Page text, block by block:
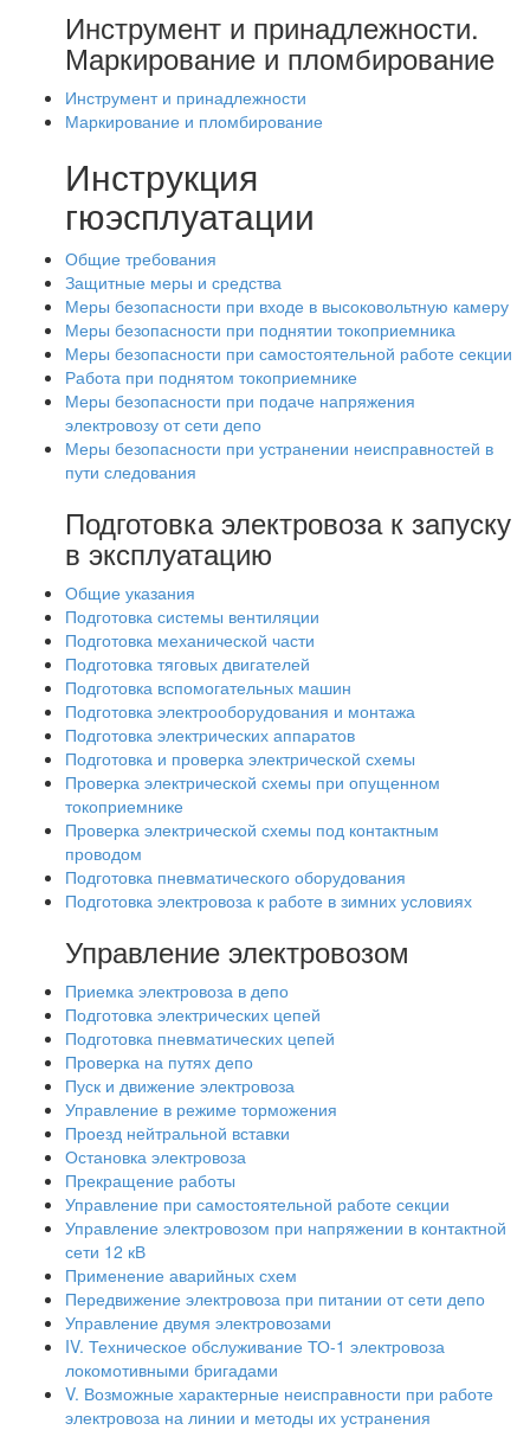
Инструмент и принадлежности.
Маркирование и пломбирование
Инструмент и принадлежности
Маркирование и пломбирование
Инструкция
гюэсплуатации
Общие требования
Защитные меры и средства
Меры безопасности при входе в высоковольтную камеру
Меры безопасности при поднятии токоприемника
Меры безопасности при самостоятельной работе секции
Работа при поднятом токоприемнике
Меры безопасности при подаче напряжения
электровозу от сети депо
Меры безопасности при устранении неисправностей в
пути следования
Подготовка электровоза к запуску
в эксплуатацию
Общие указания
Подготовка системы вентиляции
Подготовка механической части
Подготовка тяговых двигателей
Подготовка вспомогательных машин
Подготовка электрооборудования и монтажа
Подготовка электрических аппаратов
Подготовка и проверка электрической схемы
Проверка электрической схемы при опущенном
токоприемнике
Проверка электрической схемы под контактным
проводом
Подготовка пневматического оборудования
Подготовка электровоза к работе в зимних условиях
Управление электровозом
Приемка электровоза в депо
Подготовка электрических цепей
Подготовка пневматических цепей
Проверка на путях депо
Пуск и движение электровоза
Управление в режиме торможения
Проезд нейтральной вставки
Остановка электровоза
Прекращение работы
Управление при самостоятельной работе секции
Управление электровозом при напряжении в контактной
сети 12 кВ
Применение аварийных схем
Передвижение электровоза при питании от сети депо
Управление двумя электровозами
IV. Техническое обслуживание ТО-1 электровоза
локомотивными бригадами
V. Возможные характерные неисправности при работе
электровоза на линии и методы их устранения